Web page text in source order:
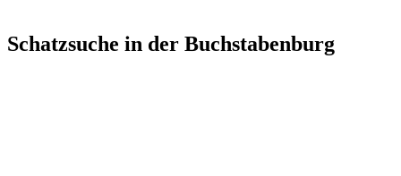
Schatzsuche in der Buchstabenburg